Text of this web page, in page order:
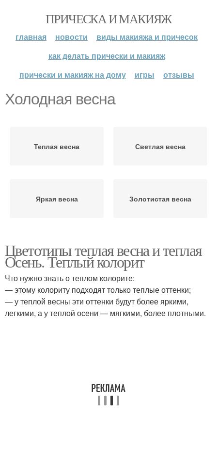
ПРИЧЕСКА И МАКИЯЖ
главная новости
виды макияжа и причесок
как делать прически и макияж
прически и макияж на дому
игры отзывы
Холодная весна
Теплая весна Светлая весна
Яркая весна Золотистая весна
Цветотипы теплая весна и теплая
Осень. Теплый колорит
Что нужно знать о теплом колорите:
— этому колориту подходят только теплые оттенки;
— у теплой весны эти оттенки будут более яркими,
легкими, а у теплой осени — мягкими, более плотными.